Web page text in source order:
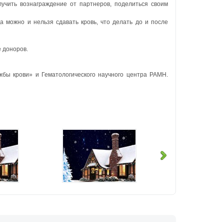
вознаграждение от партнеров, поделиться своим
можно и нельзя сдавать кровь, что делать до и после
доноров.
крови» и Гематологического научного центра РАМН.